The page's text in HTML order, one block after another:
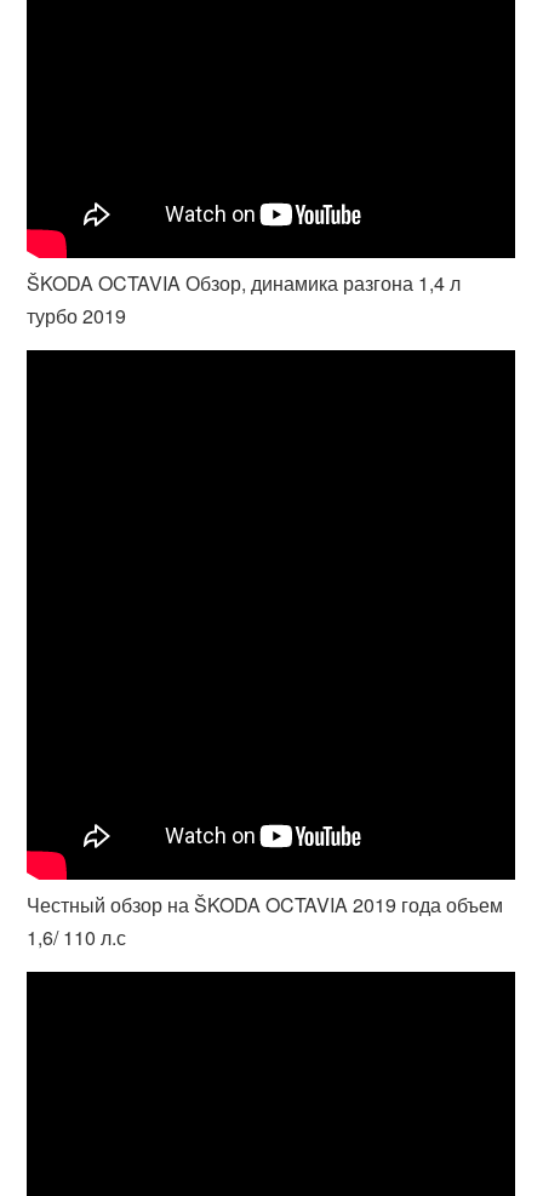
ŠKODA OCTAVIA Обзор, динамика разгона 1,4 л
турбо 2019
Честный обзор на ŠKODA OCTAVIA 2019 года объем
1,6/ 110 л.с